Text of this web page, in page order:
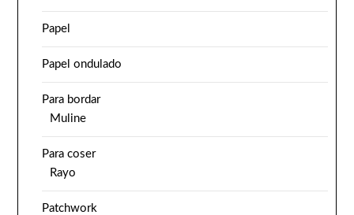
Papel
Papel ondulado
Para bordar
Muline
Para coser
Rayo
Patchwork